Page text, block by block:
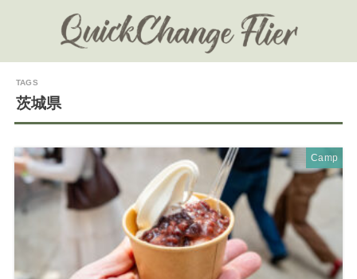
茨城県
Camp